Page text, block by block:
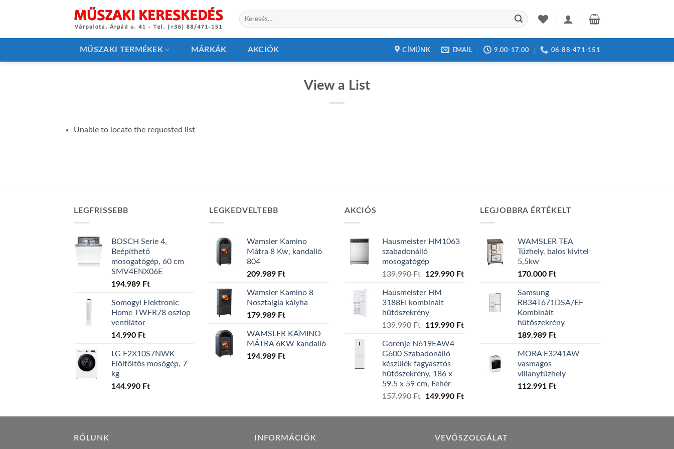
Keresés
a
MŰSZAKI TERMÉKEK MÁRKÁK AKCIÓK CÍMÜNK EMAIL 9.00-17.00 06-88-471-151
View a List
Unable to locate the requested list
LEGFRISSEBB
BOSCH Serie 4,
Beépíthető
mosogatógép, 60 cm
SMV4ENX06E
194.989 Ft
Somogyi Elektronic
Home TWFR78 oszlop
ventilátor
14.990 Ft
LG F2X10S7NWK
Elöltöltős mosógép, 7
kg
144.990 Ft
LEGKEDVELTEBB
Wamsler Kamino
Mátra 8 Kw, kandalló
804
209.989 Ft
Wamsler Kamino 8
Nosztalgia kályha
179.989 Ft
WAMSLER KAMINO
MÁTRA 6KW kandalló
194.989 Ft
AKCIÓS
Hausmeister HM1063
szabadonálló
mosogatógép
139.990Ft
Original
was:
139.990 Ft.
129.990 FtCurrent
129.990 Ft.
Hausmeister HM
3188EI kombinált
hűtőszekrény
139.990Ft
Original
was:
139.990 Ft.
119.990 FtCurrent
119.990 Ft.
Gorenje N619EAW4
G600 Szabadonálló
készülék fagyasztós
hűtőszekrény, 186 x
59.5 x 59 cm, Fehér
157.990Ft
Original
was:
149.990 FtCurrent
is:
LEGJOBBRA ÉRTÉKELT
WAMSLER TEA
Tűzhely, balos kivitel
5,5kw
170.000 Ft
Samsung
RB34T671DSA/EF
Kombinált
hűtőszekrény
189.989 Ft
MORA E3241AW
vasmagos
villanytűzhely
112.991 Ft
RÓLUNK INFORMÁCIÓK VEVŐSZOLGÁLAT